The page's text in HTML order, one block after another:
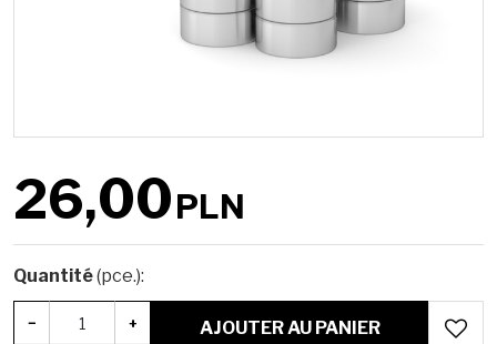
26,00PLN
Quantité(pce.):
− + AJOUTER AU PANIER